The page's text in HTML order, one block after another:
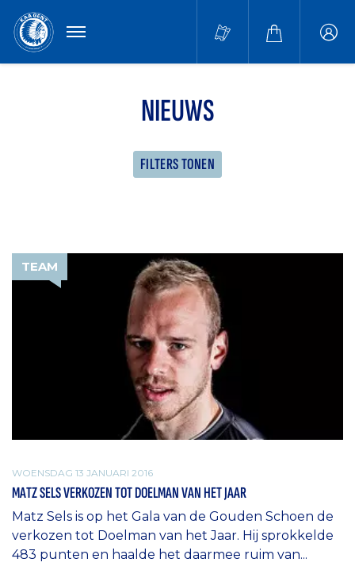
MENU
NIEUWS
FILTERS TONEN
TEAM
WOENSDAG 13 JANUARI 2016
MATZ SELS VERKOZEN TOT DOELMAN VAN HET JAAR
Matz Sels is op het Gala van de Gouden Schoen de
verkozen tot Doelman van het Jaar. Hij sprokkelde
483 punten en haalde het daarmee ruim van...